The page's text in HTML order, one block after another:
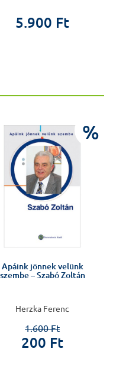
5.900 Ft
%
Apáink jönnek velünk
szembe – Szabó Zoltán
Herzka Ferenc
1.600 Ft
200 Ft